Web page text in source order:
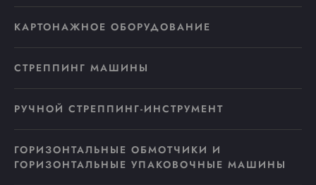
КАРТОНАЖНОЕ ОБОРУДОВАНИЕ
СТРЕППИНГ МАШИНЫ
РУЧНОЙ СТРЕППИНГ-ИНСТРУМЕНТ
ГОРИЗОНТАЛЬНЫЕ ОБМОТЧИКИ И
ГОРИЗОНТАЛЬНЫЕ УПАКОВОЧНЫЕ МАШИНЫ